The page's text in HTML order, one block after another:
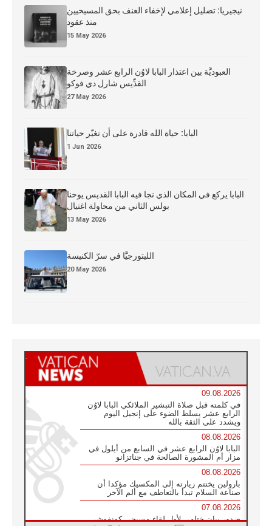
نيجيريا: تضليل إعلامي لإخفاء العنف بحق المسيحيين
منذ عقود
15 May 2026
العبوديَّة بين اعتذار البابا لاوُن الرابع عشر وصرخة
القدِّيس شارل دي فوكو
27 May 2026
البابا: حياة الله قادرة على أن تغيّر حياتنا
1 Jun 2026
البابا يركع في المكان الذي نجا فيه البابا القديس يوحنا
بولس الثاني من محاولة اغتيال
13 May 2026
الليتورجيَّا في سرّ الكنيسة
20 May 2026
09.08.2026
في كلمته قبل صلاة التبشير الملائكي البابا لاوُن
الرابع عشر يسلط الضوء على إنجيل اليوم
ويشدد على الثقة بالله
08.08.2026
البابا لاوُن الرابع عشر في السابع من أيلول في
مزار أم المشورة الصالحة في جناتزانو
08.08.2026
بارولين يختتم زيارته إلى المكسيك مؤكدا أن
صناعة السلام تبدأ بالتعاطف مع ألم الآخر
07.08.2026
صدور بيان ختامي لأول لقاء مسيحي كونفوشي